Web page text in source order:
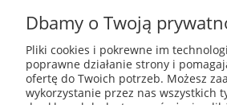
księgarni”
(edycja 2025-
2026)
Księgarnia-Galeria "Nieznany
Dbamy o Twoją
Pliki cookies i pokrewne im
poprawne działanie strony i
ofertę do Twoich potrzeb. Możesz
wykorzystanie przez nas wszystkich